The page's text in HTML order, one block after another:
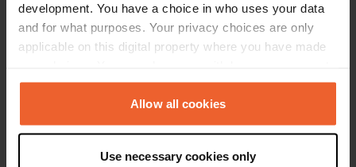
development. You have a choice in who uses your data
and for what purposes. Your privacy choices are only
applicable on this digital property where you have made
any time from the Cookie Declaration or by clicking on
the Privacy trigger icon.
Collect information about your geographical location
Allow all cookies
Use necessary cookies only
Contact
Via Nolana 1
80045, Pompei, Italie
Coordonnées
40° 45' 7" N 14° 29' 60" E